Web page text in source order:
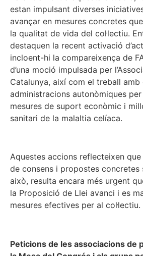
estan impulsant diverses
avançar en mesures concretes
la qualitat de vida del col·lectiu.
destaquen la recent activació
incloent-hi la compareixença de
d’una moció impulsada per
Catalunya, així com el treball amb
administracions autonòmiques
mesures de suport econòmic i
sanitari de la malaltia celíaca.
Aquestes accions reflecteixen
de consens i propostes concretes
això, resulta encara més urgent
la Proposició de Llei avanci i es
mesures efectives per al col·lectiu.
Peticions de les associacions de